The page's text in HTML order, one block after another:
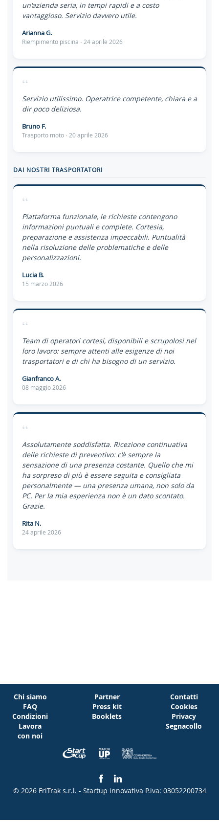
un'azienda seria, in tempi rapidi e a costo
vantaggioso. Servizio davvero utile.
Arianna G.
Riempimento piscina · 24 aprile 2026
“
Servizio utilissimo. Operatrice competente, chiara e a
dir poco deliziosa.
Bruno F.
Trasporto moto · 20 aprile 2026
DAI NOSTRI TRASPORTATORI
“
Piattaforma funzionale, le richieste contengono
informazioni puntuali e complete. Cortesia,
preparazione e assistenza impeccabili. Puntualità
nella risoluzione delle problematiche e delle
personalizzazioni.
Lucia B.
15 marzo 2026
“
Team di operatori cortesi, disponibili e scrupolosi nel
loro lavoro: sempre attenti alle esigenze di noi
trasportatori e di chi ha bisogno di un servizio.
Gianfranco A.
08 maggio 2026
“
Assolutamente soddisfatta. Ricezione continuativa
delle richieste di preventivo: c'è sempre la
sensazione di una presenza costante. Quello che mi
ha sorpreso di più è essere seguita e consigliata
personalmente — una presenza umana, non solo da
PC. Per la mia esperienza non è un dato scontato.
Grazie.
Rita N.
24 aprile 2026
Chi siamo
FAQ
Condizioni
Lavora
con noi
Partner
Press kit
Booklets
Contatti
Cookies
Privacy
Segnacollo
© 2026 FriTrak s.r.l. - Startup innovativa P.iva: 03052200734